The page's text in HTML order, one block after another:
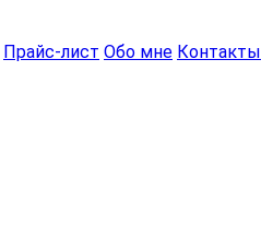
Прайс-лист Обо мне Контакты